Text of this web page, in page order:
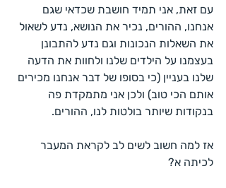
עם זאת, אני תמיד חושבת שכדאי שגם
אנחנו, ההורים, נכיר את הנושא, נדע לשאול
את השאלות הנכונות וגם נדע להתבונן
בעצמנו על הילדים שלנו ולחוות את הדעה
שלנו בעניין (כי בסופו של דבר אנחנו מכירים
אותם הכי טוב) ולכן אני מתמקדת פה
בנקודות שיותר בולטות לנו, ההורים.
אז למה חשוב לשים לב לקראת המעבר
לכיתה א?